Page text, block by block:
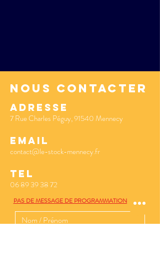
nous contacter
ADRESSe
7 Rue Charles Péguy, 91540 Mennecy
EMAIL
contact@le-stock-mennecy.fr
TEL
06 89 39 38 72
PAS DE MESSAGE DE PROGRAMMATION MERCI